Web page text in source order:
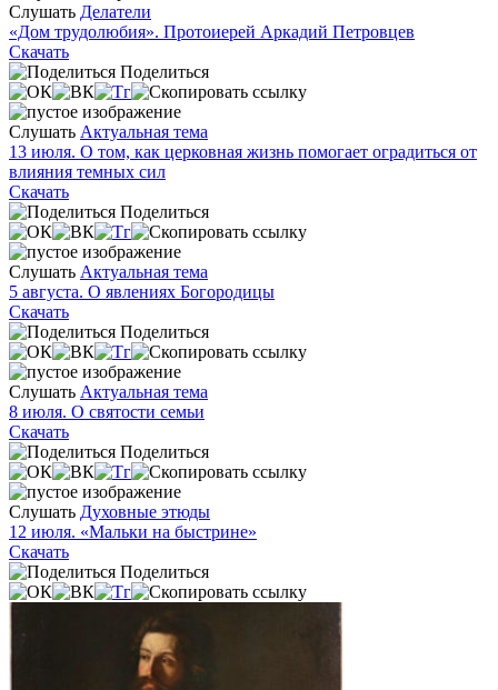
Слушать Делатели
«Дом трудолюбия». Протоиерей Аркадий Петровцев
Скачать
Поделиться
Слушать Актуальная тема
13 июля. О том, как церковная жизнь помогает оградиться от
влияния темных сил
Скачать
Поделиться
Слушать Актуальная тема
5 августа. О явлениях Богородицы
Скачать
Поделиться
Слушать Актуальная тема
8 июля. О святости семьи
Скачать
Поделиться
Слушать Духовные этюды
12 июля. «Мальки на быстрине»
Скачать
Поделиться